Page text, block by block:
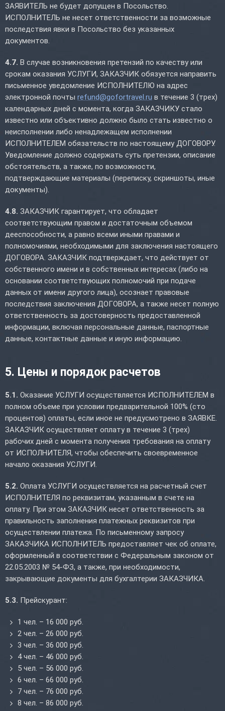
ЗАЯВИТЕЛЬ не будет допущен в Посольство.
ИСПОЛНИТЕЛЬ не несет ответственности за возможные
последствия явки в Посольство без указанных
документов.
4.7. В случае возникновения претензий по качеству или
срокам оказания УСЛУГИ, ЗАКАЗЧИК обязуется направить
письменное уведомление ИСПОЛНИТЕЛЮ на адрес
электронной почты refund@gofortravel.ru в течение 3 (трех)
календарных дней с момента, когда ЗАКАЗЧИКУ стало
известно или объективно должно было стать известно о
неисполнении либо ненадлежащем исполнении
ИСПОЛНИТЕЛЕМ обязательств по настоящему ДОГОВОРУ.
Уведомление должно содержать суть претензии, описание
обстоятельств, а также, по возможности,
подтверждающие материалы (переписку, скриншоты, иные
документы).
4.8. ЗАКАЗЧИК гарантирует, что обладает
соответствующим правом и достаточным объемом
дееспособности, а равно всеми иными правами и
полномочиями, необходимыми для заключения настоящего
ДОГОВОРА. ЗАКАЗЧИК подтверждает, что действует от
собственного имени и в собственных интересах (либо на
основании соответствующих полномочий при подаче
данных от имени другого лица), осознает правовые
последствия заключения ДОГОВОРА, а также несет полную
ответственность за достоверность предоставленной
информации, включая персональные данные, паспортные
данные, контактные данные и иную информацию.
5. Цены и порядок расчетов
5.1. Оказание УСЛУГИ осуществляется ИСПОЛНИТЕЛЕМ в
полном объеме при условии предварительной 100% (сто
процентов) оплаты, если иное не предусмотрено в ЗАЯВКЕ.
ЗАКАЗЧИК осуществляет оплату в течение 3 (трех)
рабочих дней с момента получения требования на оплату
от ИСПОЛНИТЕЛЯ, чтобы обеспечить своевременное
начало оказания УСЛУГИ.
5.2. Оплата УСЛУГИ осуществляется на расчетный счет
ИСПОЛНИТЕЛЯ по реквизитам, указанным в счете на
оплату. При этом ЗАКАЗЧИК несет ответственность за
правильность заполнения платежных реквизитов при
осуществлении платежа. По письменному запросу
ЗАКАЗЧИКА ИСПОЛНИТЕЛЬ предоставляет чек об оплате,
оформленный в соответствии с Федеральным законом от
22.05.2003 № 54-ФЗ, а также, при необходимости,
закрывающие документы для бухгалтерии ЗАКАЗЧИКА.
5.3. Прейскурант:
1 чел. – 16 000 руб.
2 чел. – 26 000 руб.
3 чел. – 36 000 руб.
4 чел. – 46 000 руб.
5 чел. – 56 000 руб.
6 чел. – 66 000 руб.
7 чел. – 76 000 руб.
8 чел. – 86 000 руб.